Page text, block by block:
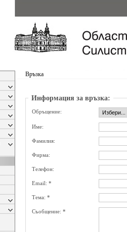
Връзка
Информация за връзка:
Обръщение:
Име:
Фамилия:
Фирма:
Телефон:
Email: *
Тема: *
Съобщение: *